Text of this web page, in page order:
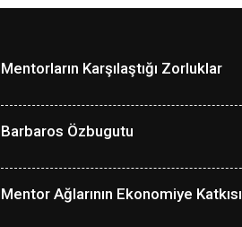
Mentorların Karşılaştığı Zorluklar
Barbaros Özbugutu
Mentor Ağlarının Ekonomiye Katkısı